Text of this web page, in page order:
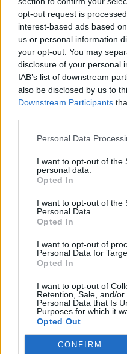
opt-out request is
interest-based ads based
us or personal information
your opt-out. You may
disclosure of your personal
IAB’s list of downstream
also be disclosed by us to
Downstream Participants
Personal Data
I want to opt-out of the
personal data.
Opted In
I want to opt-out of the
Personal Data.
Opted In
I want to opt-out of
Personal Data for
Opted In
I want to opt-out of
Retention, Sale, and/
Personal Data that Is
Purposes for which it
Opted Out
CONFIRM
AJÁNLJUK MÉG
Országos
Megérkezett az eső a